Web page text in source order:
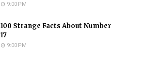
9:00 PM
100 Strange Facts About Number
17
9:00 PM